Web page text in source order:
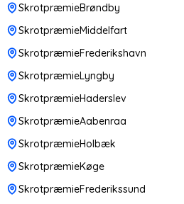
SkrotpræmieBrøndby
SkrotpræmieMiddelfart
SkrotpræmieFrederikshavn
SkrotpræmieLyngby
SkrotpræmieHaderslev
SkrotpræmieAabenraa
SkrotpræmieHolbæk
SkrotpræmieKøge
SkrotpræmieFrederikssund